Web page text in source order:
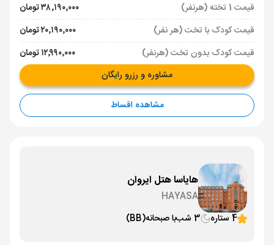
قیمت 1 تخته (هرنفر)
۳۸٬۱۹۰٬۰۰۰ تومان
قیمت کودک با تخت (هر نفر)
۲۰٬۱۹۰٬۰۰۰ تومان
قیمت کودک بدون تخت (هرنفر)
۱۲٬۹۹۰٬۰۰۰ تومان
مشاوره و رزرو رایگان
مشاهده اقساط
هایاسا هتل ایروان
HAYASA
4 ستاره
3 شب با صبحانه(BB)